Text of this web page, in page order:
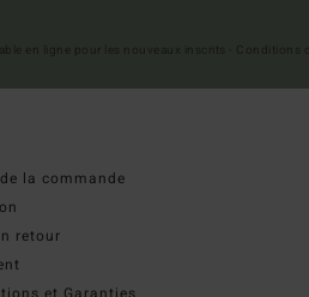
la commande
retour